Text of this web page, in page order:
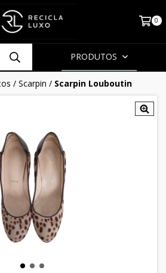
0
PRODUTOS
/ Scarpin / Scarpin Louboutin